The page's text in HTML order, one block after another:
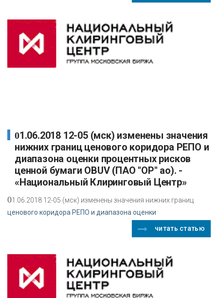
01.06.2018 12-05 (мск) изменены значения
нижних границ ценового коридора РЕПО и
диапазона оценки процентных рисков
ценной бумаги OBUV (ПАО "ОР" ао). -
«Национальный Клиринговый Центр»
01.06.2018 12-05 (мск) изменены значения нижних границ
ценового коридора РЕПО и диапазона оценки
читать статью